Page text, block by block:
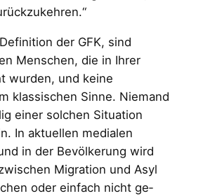
der GFK, sind
Menschen, die in Ihrer
wurden, und keine
klassischen Sinne. Nie­mand
einer solchen Situation
In aktuellen medialen
in der Bevölkerung wird
Migrati­on und Asyl
oder einfach nicht ge­